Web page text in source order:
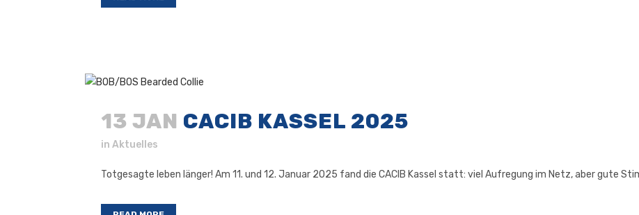
13 JAN CACIB KASSEL 2025
in Aktuelles
Totgesagte leben länger! Am 11. und 12. Januar 2025 fand die CACIB Kassel statt: viel Aufregung im Netz, aber gute